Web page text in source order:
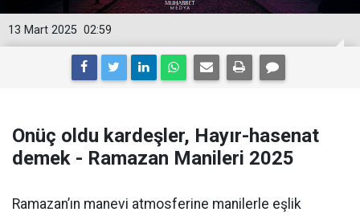
02:59
13 Mart 2025
Onüç oldu kardeşler, Hayır-hasenat
demek - Ramazan Manileri 2025
Ramazan’ın manevi atmosferine manilerle eşlik